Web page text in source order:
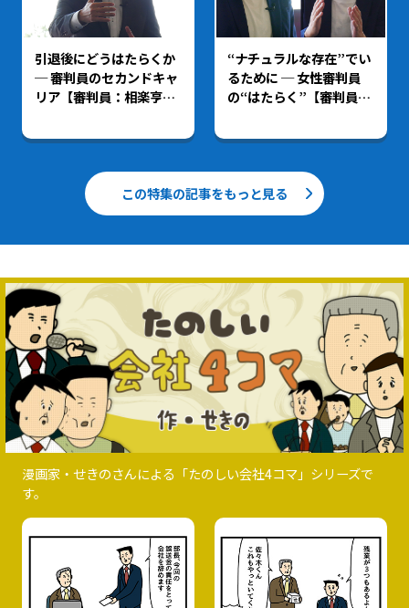
引退後にどうはたらくか
─ 審判員のセカンドキャ
リア【審判員：相楽亨さ
“ナチュラルな存在”でい
るために ─ 女性審判員
の“はたらく”【審判員：
さん】
この特集の記事をもっと見る
漫画家・せきのさんによる「たのしい会社4コマ」シリーズで
す。